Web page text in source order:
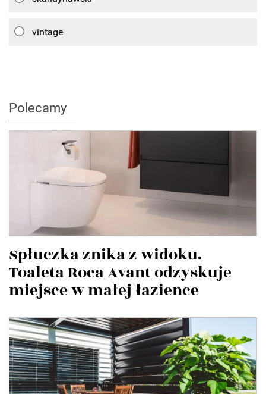
vintage
Polecamy
Spłuczka znika z widoku.
Toaleta Roca Avant odzyskuje
miejsce w małej łazience